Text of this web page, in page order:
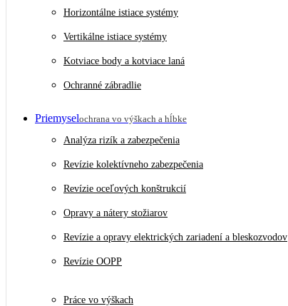
Horizontálne istiace systémy
Vertikálne istiace systémy
Kotviace body a kotviace laná
Ochranné zábradlie
Priemyselochrana vo výškach a hĺbke
Analýza rizík a zabezpečenia
Revízie kolektívneho zabezpečenia
Revízie oceľových konštrukcií
Opravy a nátery stožiarov
Revízie a opravy elektrických zariadení a bleskozvodov
Revízie OOPP
Práce vo výškach